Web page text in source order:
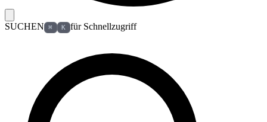
SUCHEN ⌘ K für Schnellzugriff